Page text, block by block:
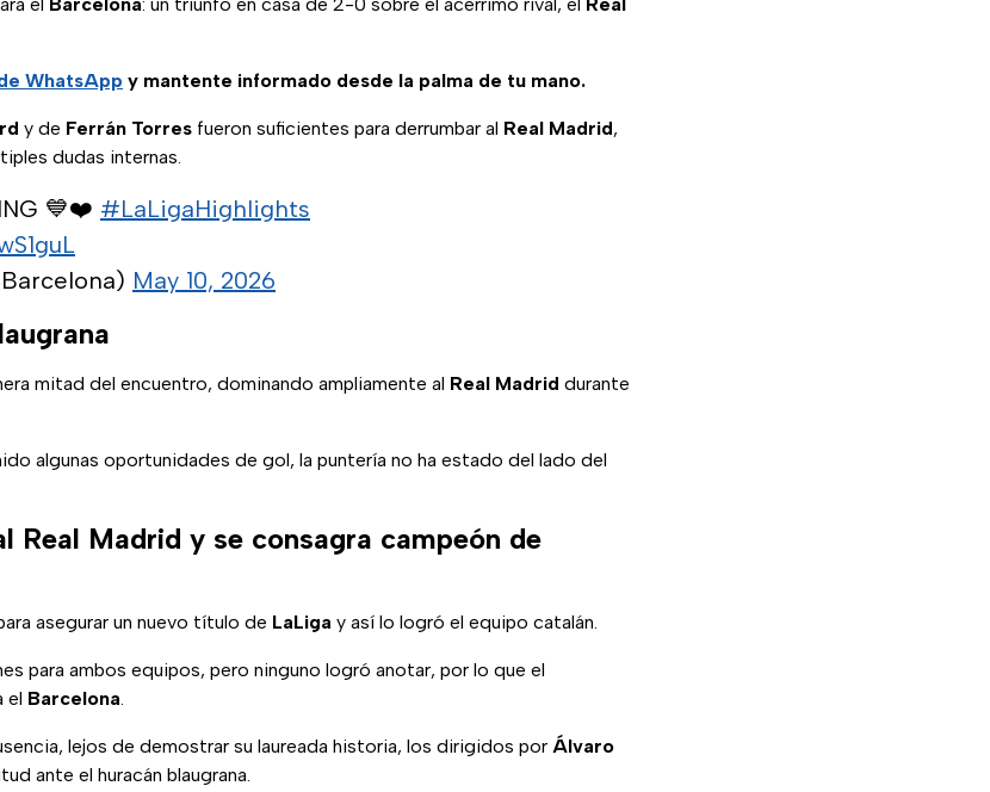
el Barcelona: un triunfo en casa de 2-0 sobre el acérrimo rival, el Real
WhatsApp y mantente informado desde la palma de tu mano.
y de Ferrán Torres fueron suficientes para derrumbar al Real Madrid,
dudas internas.
💙❤️ #LaLigaHighlights
May 10, 2026
mitad del encuentro, dominando ampliamente al Real Madrid durante
algunas oportunidades de gol, la puntería no ha estado del lado del
Real Madrid y se consagra campeón de
asegurar un nuevo título de LaLiga y así lo logró el equipo catalán.
para ambos equipos, pero ninguno logró anotar, por lo que el
el Barcelona.
lejos de demostrar su laureada historia, los dirigidos por Álvaro
ante el huracán blaugrana.